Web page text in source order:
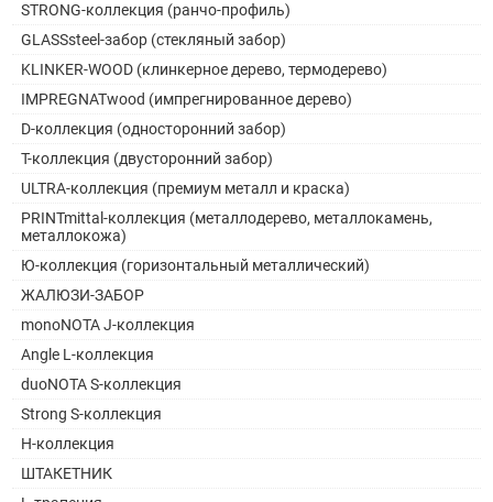
STRONG-коллекция (ранчо-профиль)
GLASSsteel-забор (стекляный забор)
KLINKER-WOOD (клинкерное дерево, термодерево)
IMPREGNATwood (импрегнированное дерево)
D-коллекция (односторонний забор)
Т-коллекция (двусторонний забор)
ULTRA-коллекция (премиум металл и краска)
PRINTmittal-коллекция (металлодерево, металлокамень,
металлокожа)
Ю-коллекция (горизонтальный металлический)
ЖАЛЮЗИ-ЗАБОР
monoNOTA J-коллекция
Angle L-коллекция
duoNOTA S-коллекция
Strong S-коллекция
H-коллекция
ШТАКЕТНИК